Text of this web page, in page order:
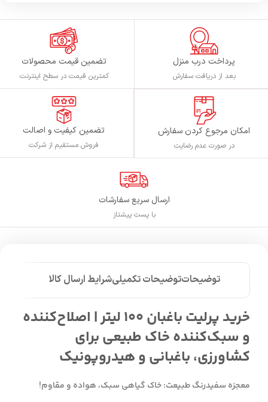
پرداخت درب منزل
بعد از دریافت سفارش
تضمین قیمت محصولات
کمترین قیمت در سطح اینترنت
امکان مرجوع کردن سفارش
در صورت عدم رضایت
تضمین کیفیت و اصالت
فروش مستقیم از شرکت
ارسال سریع سفارشات
با پست پیشتاز
توضیحاتتوضیحات تکمیلیشرایط ارسال کالا
خرید پرلیت باغبان ۱۰۰ لیتر | اصلاح‌کننده
و سبک‌کننده خاک طبیعی برای
کشاورزی، باغبانی و هیدروپونیک
معجزه سفیدرنگ طبیعت: خاک گیاهی سبک، هواده و مقاوم!